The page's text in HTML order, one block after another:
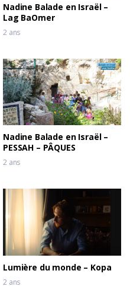
Nadine Balade en Israël –
Lag BaOmer
2 ans
Nadine Balade en Israël –
PESSAH – PÂQUES
2 ans
Lumière du monde – Kopa
2 ans